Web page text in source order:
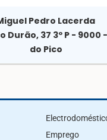
Pedro Lacerda
Durão, 37 3º P -
do Pico
Emprego